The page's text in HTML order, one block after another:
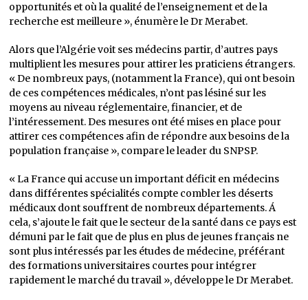
opportunités et où la qualité de l’enseignement et de la
recherche est meilleure », énumère le Dr Merabet.
Alors que l’Algérie voit ses médecins partir, d’autres pays
multiplient les mesures pour attirer les praticiens étrangers.
« De nombreux pays, (notamment la France), qui ont besoin
de ces compétences médicales, n’ont pas lésiné sur les
moyens au niveau réglementaire, financier, et de
l’intéressement. Des mesures ont été mises en place pour
attirer ces compétences afin de répondre aux besoins de la
population française », compare le leader du SNPSP.
« La France qui accuse un important déficit en médecins
dans différentes spécialités compte combler les déserts
médicaux dont souffrent de nombreux départements. Á
cela, s’ajoute le fait que le secteur de la santé dans ce pays est
démuni par le fait que de plus en plus de jeunes français ne
sont plus intéressés par les études de médecine, préférant
des formations universitaires courtes pour intégrer
rapidement le marché du travail », développe le Dr Merabet.